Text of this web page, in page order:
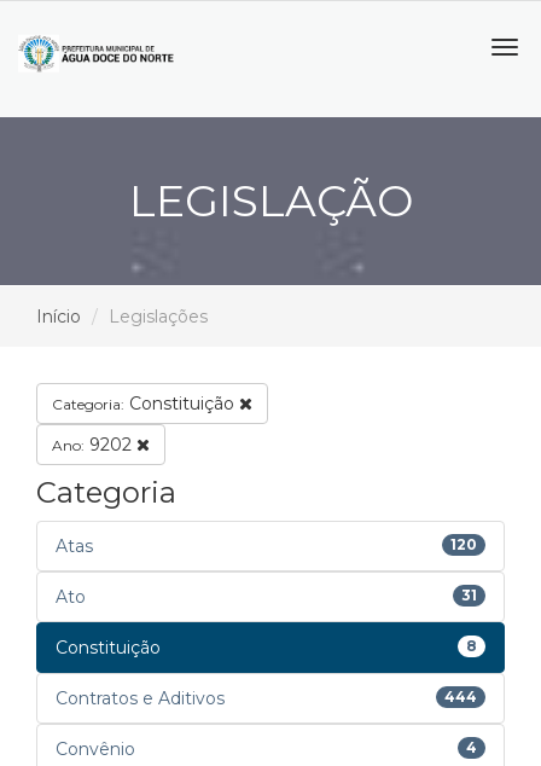
LEGISLAÇÃO
Início Legislações
Categoria: Constituição
Ano: 9202
Categoria
Atas 120
Ato 31
Constituição 8
Contratos e Aditivos 444
Convênio 4